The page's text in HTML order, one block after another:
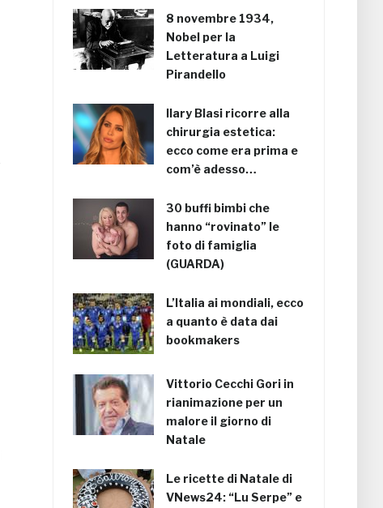
8 novembre 1934,
Nobel per la
Letteratura a Luigi
Pirandello
Ilary Blasi ricorre alla
chirurgia estetica:
ecco come era prima e
com’è adesso…
30 buffi bimbi che
hanno “rovinato” le
foto di famiglia
(GUARDA)
L’Italia ai mondiali, ecco
a quanto è data dai
bookmakers
Vittorio Cecchi Gori in
rianimazione per un
malore il giorno di
Natale
Le ricette di Natale di
VNews24: “Lu Serpe” e